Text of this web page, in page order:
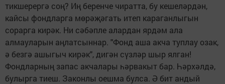
тикшерергә соң? Иң беренче чиратта, бу кешеләрдән,
кайсы фондларга мөрәҗәгать итеп караганлыгын
сорарга кирәк. Ни сәбәпле алардан ярдәм ала
алмауларын аңлатсыннар. "Фонд аша акча туплау озак,
ә безгә ашыгыч кирәк", дигән сүзләр шыр ялган!
Фондларның запас акчалары һәрвакыт бар. Һәрхәлдә,
булырга тиеш. Законлы оешма булса. Ә бит андый